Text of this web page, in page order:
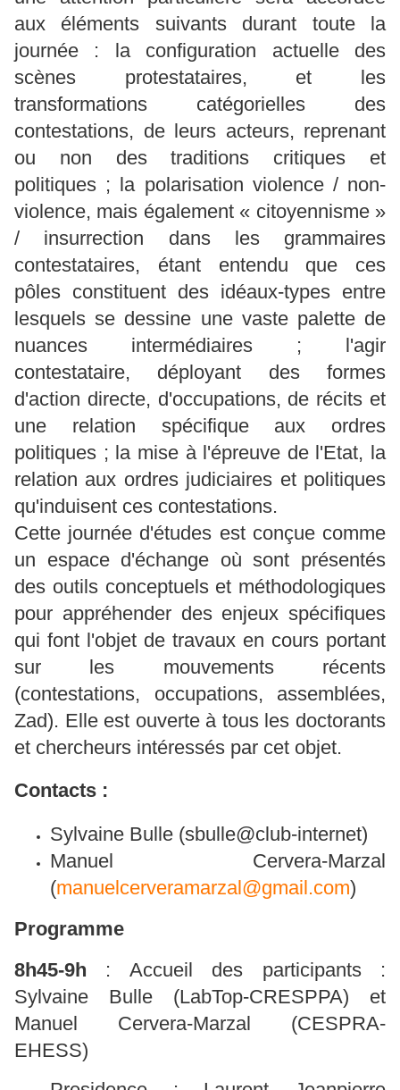
aux éléments suivants durant toute la
journée : la configuration actuelle des
scènes protestataires, et les
transformations catégorielles des
contestations, de leurs acteurs, reprenant
ou non des traditions critiques et
politiques ; la polarisation violence / non-
violence, mais également « citoyennisme »
/ insurrection dans les grammaires
contestataires, étant entendu que ces
pôles constituent des idéaux-types entre
lesquels se dessine une vaste palette de
nuances intermédiaires ; l'agir
contestataire, déployant des formes
d'action directe, d'occupations, de récits et
une relation spécifique aux ordres
politiques ; la mise à l'épreuve de l'Etat, la
relation aux ordres judiciaires et politiques
qu'induisent ces contestations.
Cette journée d'études est conçue comme
un espace d'échange où sont présentés
des outils conceptuels et méthodologiques
pour appréhender des enjeux spécifiques
qui font l'objet de travaux en cours portant
sur les mouvements récents
(contestations, occupations, assemblées,
Zad). Elle est ouverte à tous les doctorants
et chercheurs intéressés par cet objet.
Contacts :
Sylvaine Bulle (sbulle@club-internet)
Manuel Cervera-Marzal
(manuelcerveramarzal@gmail.com)
Programme
8h45-9h : Accueil des participants :
Sylvaine Bulle (LabTop-CRESPPA) et
Manuel Cervera-Marzal (CESPRA-
EHESS)